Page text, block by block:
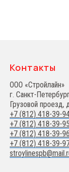
Контакты
ООО «Стройлайн»
г. Санкт-
Грузовой проезд,
+7 (812) 418-39-
+7 (812) 418-39-95
+7 (812) 418-39-96
+7 (812) 418-39-